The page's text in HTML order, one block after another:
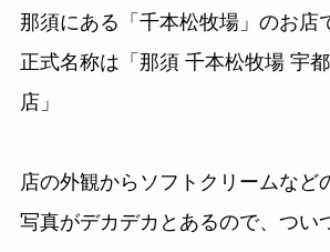
那須にある「千本松牧場」のお店
正式名称は「那須 千本松牧場 宇
店」
店の外観からソフトクリームなど
写真がデカデカとあるので、つい